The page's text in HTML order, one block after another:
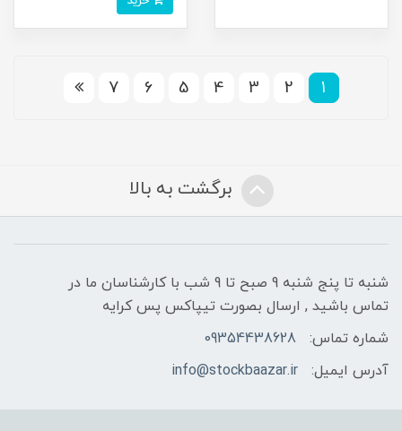
1
2
3
4
5
6
7
برگشت به بالا
شنبه تا پنج شنبه 9 صبح تا 9 شب با کارشناسان ما در
تماس باشید , ارسال بصورت تیپاکس پس کرایه
شماره تماس:
09354438628
آدرس ایمیل:
info@stockbaazar.ir